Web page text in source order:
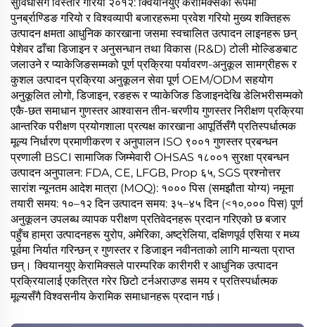
पुनर्ब्राण्डिङ गरियो र विश्वव्यापी बजारहरूमा प्रवेश गरियो मुख्य शक्तिहरू
उत्पादन क्षमता आधुनिक कारखाना जसमा स्वचालित उत्पादन लाइनहरू छन्
पेशेवर ढाँचा डिजाइन र अनुसन्धान तथा विकास (R&D) टोली मोल्डिङबाट
जलाउने र प्याकेजिङसम्मको पूर्ण प्रक्रिया पर्यावरण-अनुकूल सामग्रीहरू र
कुशल उत्पादन प्रक्रिया अनुकूलन सेवा पूर्ण OEM/ODM सहयोग
अनुकूलित लोगो, डिजाइन, रङहरू र प्याकेजिङ डिजाइनदेखि डेलिभरीसम्मको
एकै-छत समाधान गुणस्तर आश्वासन तीन-चरणीय गुणस्तर निरीक्षण प्रक्रिया
आन्तरिक परीक्षण प्रयोगशाला प्रत्यक्ष कारखाना आपूर्तिसँगै प्रतिस्पर्धात्मक
मूल्य निर्धारण प्रमाणीकरण र अनुपालन ISO ९००१ गुणस्तर प्रबन्धन
प्रणाली BSCI सामाजिक जिम्मेवारी OHSAS १८००१ सुरक्षा प्रबन्धन
उत्पादन अनुपालन: FDA, CE, LFGB, Prop ६५, SGS प्रश्नोत्तर
सारांश न्यूनतम आदेश मात्रा (MOQ): १००० पिस (समझौता योग्य) नमूना
तयारी समय: १०–१२ दिन उत्पादन समय: ३५–४५ दिन (<१०,००० पिस) पूर्ण
अनुकूलन उपलब्ध व्यापक परीक्षण प्रतिवेदनहरू प्रदान गरिएको छ बजार
पहुँच हाम्रा उत्पादनहरू युरोप, अमेरिका, अष्ट्रेलिया, दक्षिणपूर्व एसिया र मध्य
पूर्वमा निर्यात गरिन्छन् र गुणस्तर र डिजाइन नवीनताको लागि मान्यता प्राप्त
छन्। क्वियानयुए केरामिक्सले पारम्परिक कारीगरी र आधुनिक उत्पादन
प्रक्रियालाई एकत्रित गरेर छिटो टर्नअराउण्ड समय र प्रतिस्पर्धात्मक
मूल्यसँगै विश्वसनीय केरामिक समाधानहरू प्रदान गर्छ।